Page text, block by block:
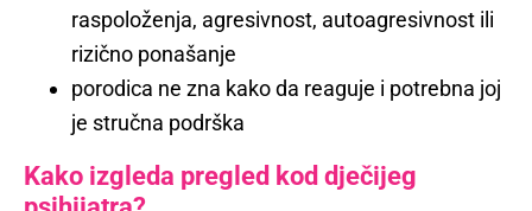
raspoloženja, agresivnost, autoagresivnost ili
rizično ponašanje
porodica ne zna kako da reaguje i potrebna joj
je stručna podrška
Kako izgleda pregled kod dječijeg